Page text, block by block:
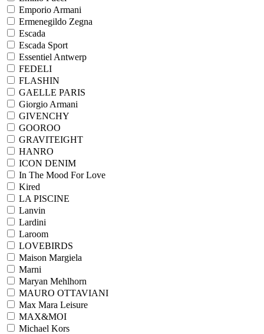
Emporio Armani
Ermenegildo Zegna
Escada
Escada Sport
Essentiel Antwerp
FEDELI
FLASHIN
GAELLE PARIS
Giorgio Armani
GIVENCHY
GOOROO
GRAVITEIGHT
HANRO
ICON DENIM
In The Mood For Love
Kired
LA PISCINE
Lanvin
Lardini
Laroom
LOVEBIRDS
Maison Margiela
Marni
Maryan Mehlhorn
MAURO OTTAVIANI
Max Mara Leisure
MAX&MOI
Michael Kors